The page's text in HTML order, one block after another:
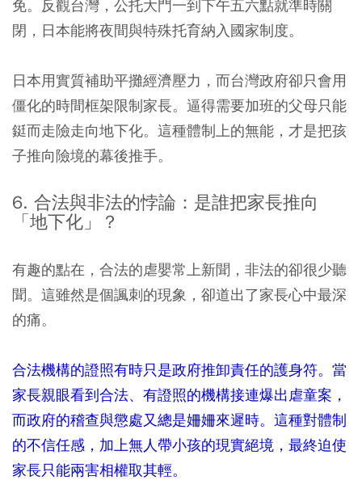
免。反觀台灣，公托大門一到下午五六點就準時關
閉，日本能將夜間與特殊托育納入國家制度。
日本用實質補助平攤經濟壓力，而台灣政府卻只會用
僵化的時間框架限制家長。逼得需要加班的父母只能
鋌而走險走向地下化。這種體制上的無能，才是把孩
子推向險境的幕後推手。
6. 合法與非法的悖論：是誰把家長推向
「地下化」？
有趣的點在，合法的虐嬰常上新聞，非法的卻很少聽
聞。這雖然是個諷刺的現象，卻道出了家長心中最深
的痛。
合法機構的證照有時只是政府推卸責任的護身符。當
家長親眼看到合法、有證照的機構接連爆出虐童案，
而政府的稽查與懲處又總是姍姍來遲時。這種對體制
的不信任感，加上無人帶小孩的現實絕境，最終迫使
家長只能兩害相權取其輕。